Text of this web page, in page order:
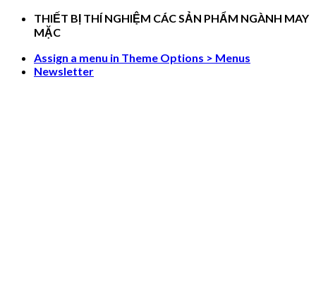
Skip
THIẾT BỊ THÍ NGHIỆM CÁC SẢN PHẨM NGÀNH MAY
MẶC
Assign a menu in Theme Options > Menus
Newsletter